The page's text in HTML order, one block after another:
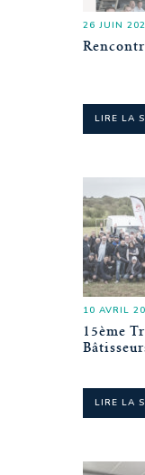
26 JUIN
LIRE LA
10 AVRIL
15ème
LIRE LA